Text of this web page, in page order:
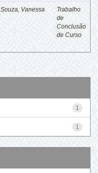
Souza, Vanessa
Trabalho
de
Conclusão
de Curso
1
1